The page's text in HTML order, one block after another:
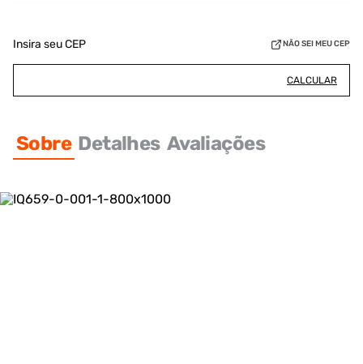
Insira seu CEP NÃO SEI MEU CEP
CALCULAR
Sobre Detalhes Avaliações